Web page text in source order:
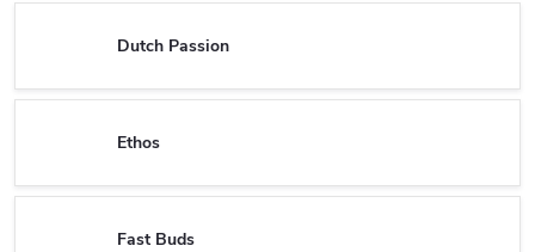
Dutch Passion
Ethos
Fast Buds